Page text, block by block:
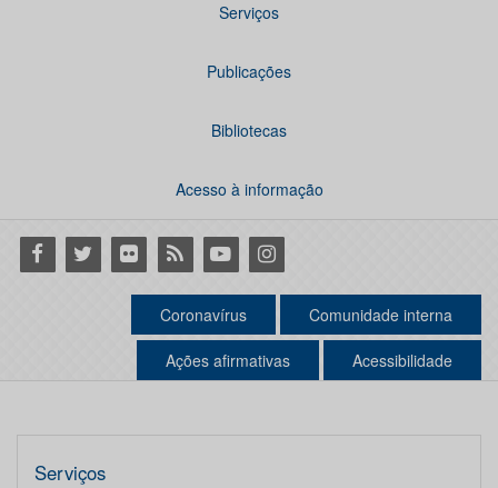
Serviços
Publicações
Bibliotecas
Acesso à informação
Facebook
Twitter Flickr RSS YoutubeInstagram
Coronavírus Comunidade interna
Ações afirmativas Acessibilidade
Serviços